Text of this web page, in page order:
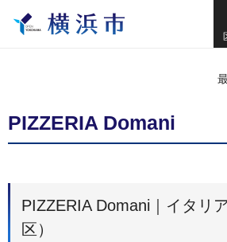
PIZZERIA Domani
PIZZERIA Domani｜イタリ
区）